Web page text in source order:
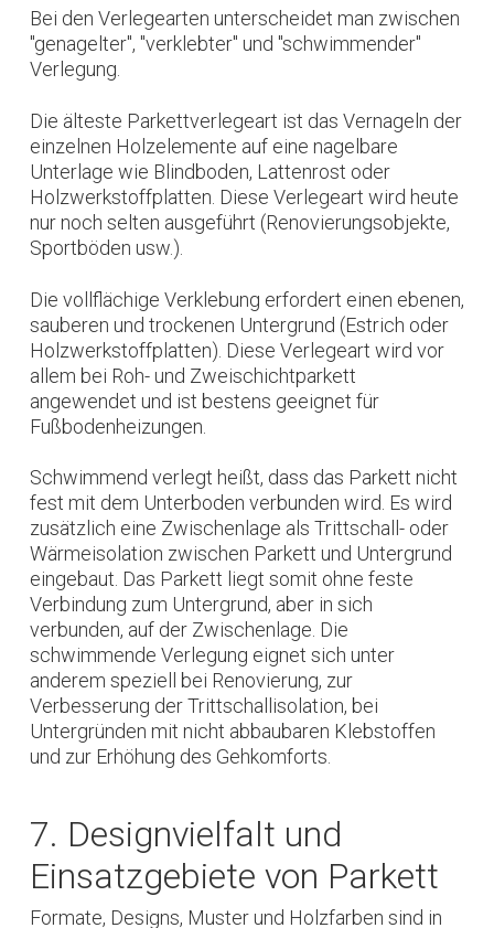
Bei den Verlegearten unterscheidet man zwischen
"genagelter", "verklebter" und "schwimmender"
Verlegung.
Die älteste Parkettverlegeart ist das Vernageln der
einzelnen Holzelemente auf eine nagelbare
Unterlage wie Blindboden, Lattenrost oder
Holzwerkstoffplatten. Diese Verlegeart wird heute
nur noch selten ausgeführt (Renovierungsobjekte,
Sportböden usw.).
Die vollflächige Verklebung erfordert einen ebenen,
sauberen und trockenen Untergrund (Estrich oder
Holzwerkstoffplatten). Diese Verlegeart wird vor
allem bei Roh- und Zweischichtparkett
angewendet und ist bestens geeignet für
Fußbodenheizungen.
Schwimmend verlegt heißt, dass das Parkett nicht
fest mit dem Unterboden verbunden wird. Es wird
zusätzlich eine Zwischenlage als Trittschall- oder
Wärmeisolation zwischen Parkett und Untergrund
eingebaut. Das Parkett liegt somit ohne feste
Verbindung zum Untergrund, aber in sich
verbunden, auf der Zwischenlage. Die
schwimmende Verlegung eignet sich unter
anderem speziell bei Renovierung, zur
Verbesserung der Trittschallisolation, bei
Untergründen mit nicht abbaubaren Klebstoffen
und zur Erhöhung des Gehkomforts.
7. Designvielfalt und
Einsatzgebiete von Parkett
Formate, Designs, Muster und Holzfarben sind in